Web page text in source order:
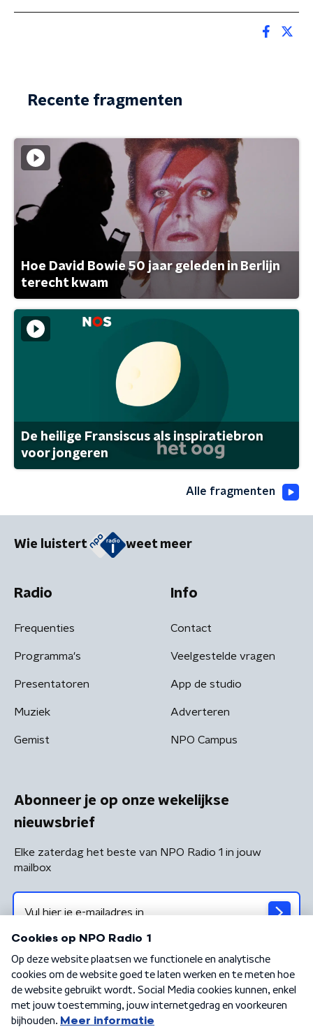
Recente fragmenten
Hoe David Bowie 50 jaar geleden in Berlijn
terecht kwam
De heilige Fransiscus als inspiratiebron
voor jongeren
Alle fragmenten
Wie luistert weet meer
Radio
Frequenties
Programma's
Presentatoren
Muziek
Gemist
Info
Contact
Veelgestelde vragen
App de studio
Adverteren
NPO Campus
Abonneer je op onze wekelijkse
nieuwsbrief
Elke zaterdag het beste van NPO Radio 1 in jouw
mailbox
Algemene voorwaarden